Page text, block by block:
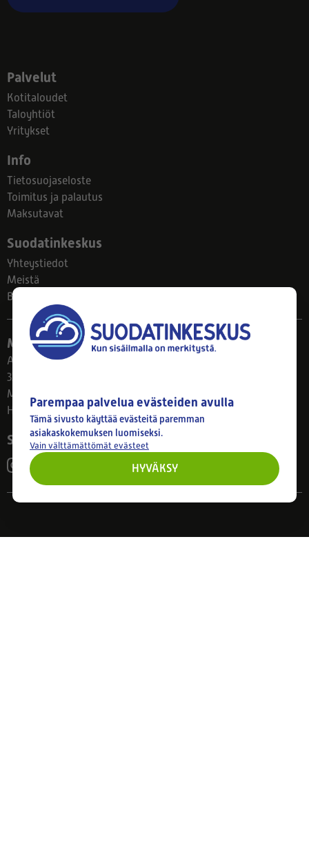
Palvelut
Kotitaloudet
Taloyhtiöt
Yritykset
Info
Tietosuojaseloste
Toimitus ja palautus
Maksutavat
Suodatinkeskus
Yhteystiedot
Meistä
Blogi
Myymälä
Ahlmanintie 61
33800 Tampere
Ma–Pe 8–17
Huom! Myymälän poikkeusaukiolot: 27.7.-21.8. klo 8-16
Seuraa meitä
Parempaa palvelua evästeiden avulla
Tämä sivusto käyttää evästeitä paremman
asiakaskokemuksen luomiseksi.
Vain välttämättömät evästeet
HYVÄKSY